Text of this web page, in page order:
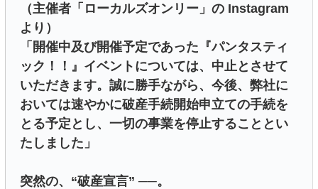
（主催者「ローカルズオンリー」の Instagram
より）
「開催中及び開催予定であった『パンタスティ
ック！！』イベントについては、中止とさせて
いただきます。誠に勝手ながら、今後、弊社に
おいては速やかに破産手続開始申立ての手続を
とる予定とし、一切の事業を停止することとい
たしました」
突然の、“破産宣言” ──。